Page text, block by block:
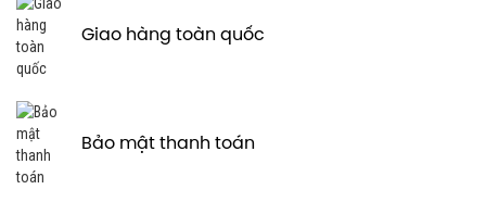
Giao hàng toàn quốc
Bảo mật thanh toán